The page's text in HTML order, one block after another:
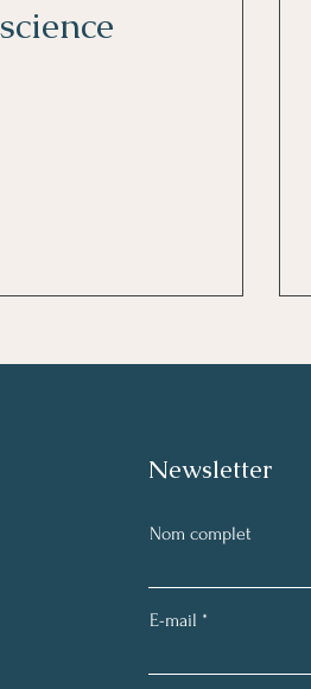
Newsletter
Nom complet
E-mail